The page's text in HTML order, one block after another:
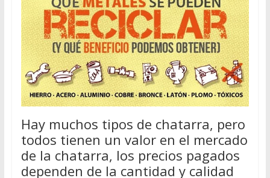
Hay muchos tipos de chatarra, pero
todos tienen un valor en el mercado
de la chatarra, los precios pagados
dependen de la cantidad y calidad